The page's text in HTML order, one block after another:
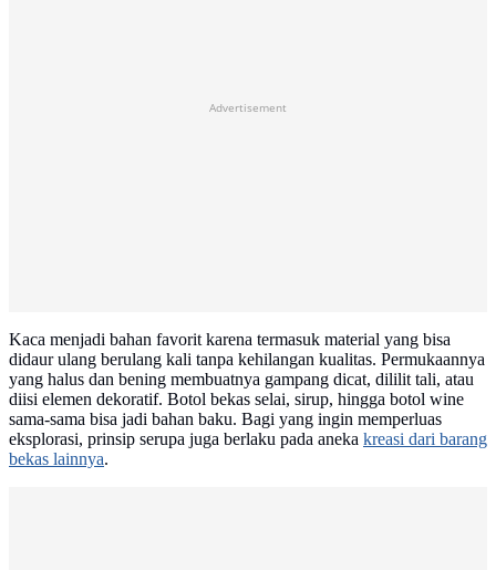
Advertisement
Kaca menjadi bahan favorit karena termasuk material yang bisa
didaur ulang berulang kali tanpa kehilangan kualitas. Permukaannya
yang halus dan bening membuatnya gampang dicat, dililit tali, atau
diisi elemen dekoratif. Botol bekas selai, sirup, hingga botol wine
sama-sama bisa jadi bahan baku. Bagi yang ingin memperluas
eksplorasi, prinsip serupa juga berlaku pada aneka kreasi dari barang
bekas lainnya.